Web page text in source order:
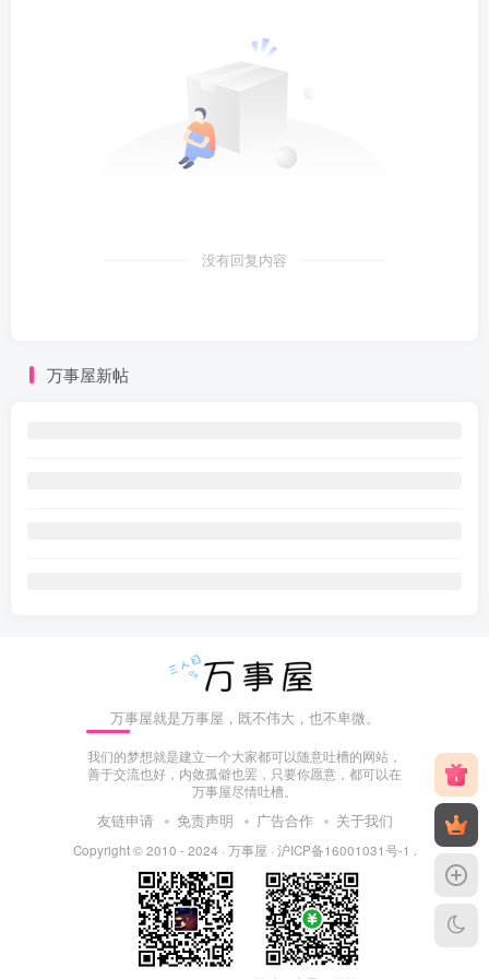
没有回复内容
万事屋新帖
万事屋就是万事屋，既不伟大，也不卑微。
我们的梦想就是建立一个大家都可以随意吐槽的网站，
善于交流也好，内敛孤僻也罢，只要你愿意，都可以在
万事屋尽情吐槽。
友链申请 免责声明 广告合作 关于我们
Copyright © 2010 - 2024 · 万事屋 · 沪ICP备16001031号-1 .